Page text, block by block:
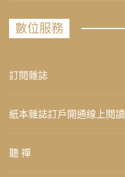
數位服務
訂閱雜誌
紙本雜誌訂戶開通線上閱讀
聽 禪